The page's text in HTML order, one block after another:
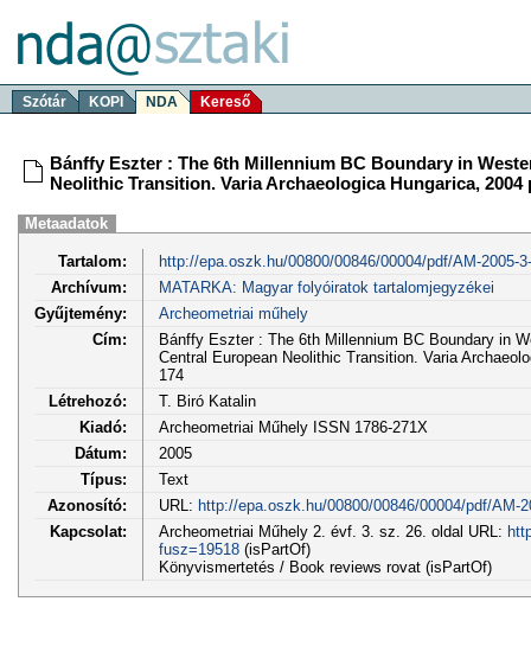
Szótár KOPI NDA Kereső
Bánffy Eszter : The 6th Millennium BC Boundary in
Neolithic Transition. Varia Archaeologica Hungarica, 2004
Metaadatok
Tartalom:
http://epa.oszk.hu/00800/00846/00004/pdf/AM-2005-
Archívum:
MATARKA: Magyar folyóiratok tartalomjegyzékei
Gyűjtemény:
Archeometriai műhely
Cím:
Bánffy Eszter : The 6th Millennium BC Boundary in
Central European Neolithic Transition. Varia
174
Létrehozó:
T. Biró Katalin
Kiadó:
Archeometriai Műhely ISSN 1786-271X
Dátum:
2005
Típus:
Text
Azonosító:
URL: http://epa.oszk.hu/00800/00846/00004/pdf/AM-
Kapcsolat:
Archeometriai Műhely 2. évf. 3. sz. 26. oldal URL:
fusz=19518(isPartOf)
Könyvismertetés / Book reviews rovat (isPartOf)